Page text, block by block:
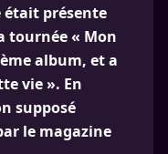
était présente
tournée « Mon
album, et a
vie ». En
supposé
le magazine